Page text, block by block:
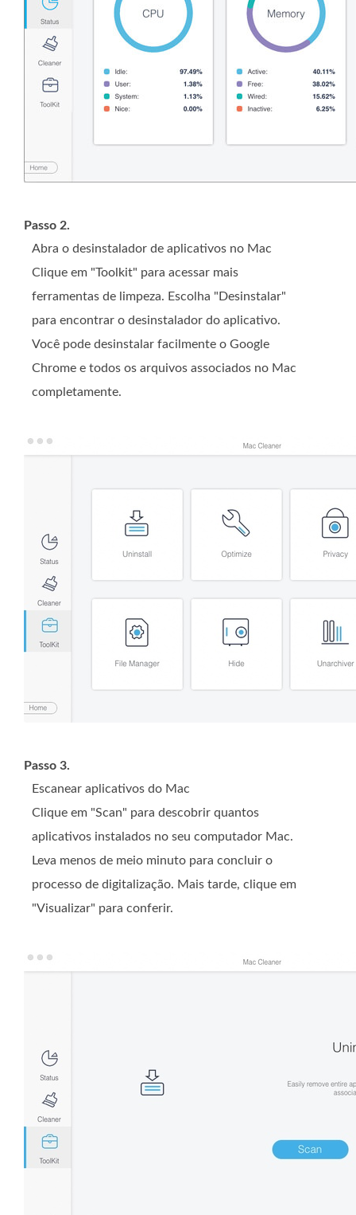
Passo 2.
Abra o desinstalador de aplicativos no Mac
Clique em "Toolkit" para acessar mais
ferramentas de limpeza. Escolha "Desinstalar"
para encontrar o desinstalador do aplicativo.
Você pode desinstalar facilmente o Google
Chrome e todos os arquivos associados no Mac
completamente.
Passo 3.
Escanear aplicativos do Mac
Clique em "Scan" para descobrir quantos
aplicativos instalados no seu computador Mac.
Leva menos de meio minuto para concluir o
processo de digitalização. Mais tarde, clique em
"Visualizar" para conferir.